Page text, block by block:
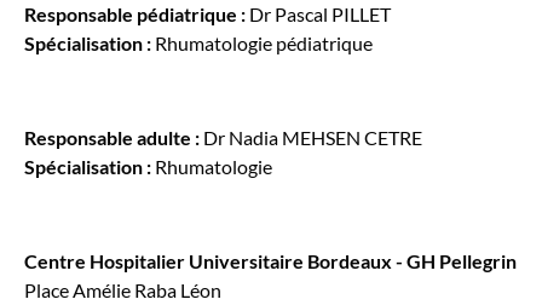
Responsable pédiatrique : Dr Pascal PILLET
Spécialisation : Rhumatologie pédiatrique
Responsable adulte : Dr Nadia MEHSEN CETRE
Spécialisation : Rhumatologie
Centre Hospitalier Universitaire Bordeaux - GH Pellegrin
Place Amélie Raba Léon